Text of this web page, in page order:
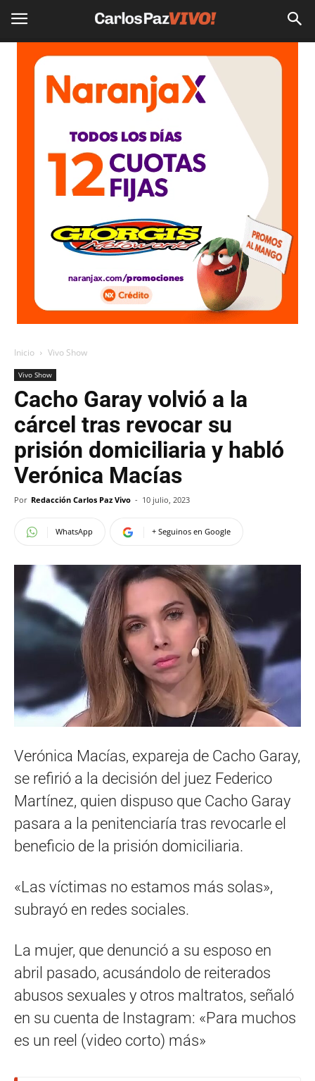
Inicio Vivo Show
Vivo Show
Cacho Garay volvió a la
cárcel tras revocar su
prisión domiciliaria y habló
Verónica Macías
Por Redacción Carlos Paz Vivo - 10 julio, 2023
WhatsApp + Seguinos en Google
Verónica Macías, expareja de Cacho Garay,
se refirió a la decisión del juez Federico
Martínez, quien dispuso que Cacho Garay
pasara a la penitenciaría tras revocarle el
beneficio de la prisión domiciliaria.
«Las víctimas no estamos más solas»,
subrayó en redes sociales.
La mujer, que denunció a su esposo en
abril pasado, acusándolo de reiterados
abusos sexuales y otros maltratos, señaló
en su cuenta de Instagram: «Para muchos
es un reel (video corto) más»